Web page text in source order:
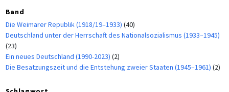
Band
Die Weimarer Republik (1918/19–1933) (40)
Deutschland unter der Herrschaft des Nationalsozialismus (1933–1945)
(23)
Ein neues Deutschland (1990-2023) (2)
Die Besatzungszeit und die Entstehung zweier Staaten (1945–1961) (2)